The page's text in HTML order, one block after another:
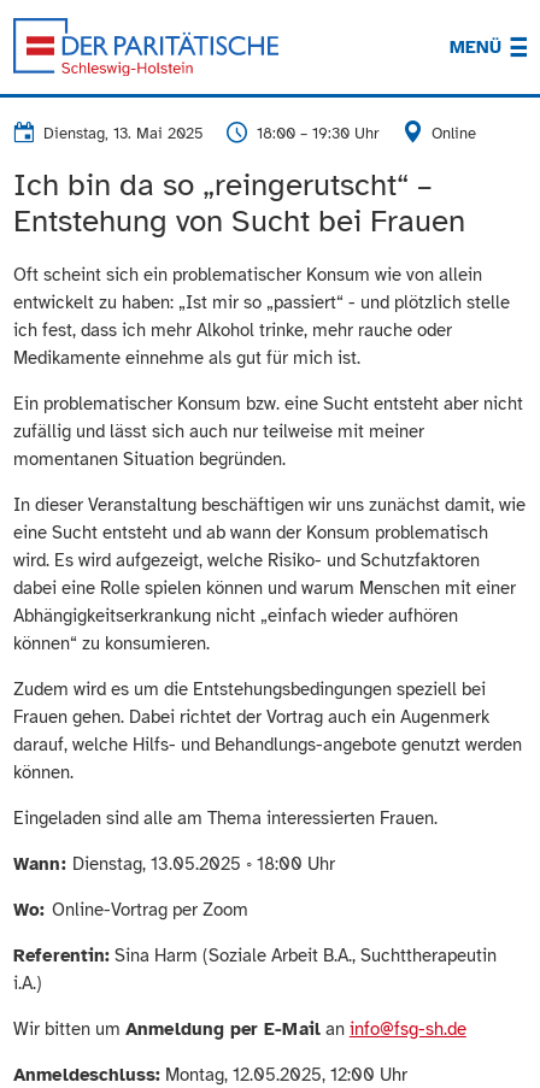
MENÜ
Dienstag, 13. Mai 2025 18:00 – 19:30 Uhr Online
Ich bin da so „reingerutscht“ –
Entstehung von Sucht bei Frauen
Oft scheint sich ein problematischer Konsum wie von allein
entwickelt zu haben: „Ist mir so „passiert“ - und plötzlich stelle
ich fest, dass ich mehr Alkohol trinke, mehr rauche oder
Medikamente einnehme als gut für mich ist.
Ein problematischer Konsum bzw. eine Sucht entsteht aber nicht
zufällig und lässt sich auch nur teilweise mit meiner
momentanen Situation begründen.
In dieser Veranstaltung beschäftigen wir uns zunächst damit, wie
eine Sucht entsteht und ab wann der Konsum problematisch
wird. Es wird aufgezeigt, welche Risiko- und Schutzfaktoren
dabei eine Rolle spielen können und warum Menschen mit einer
Abhängigkeitserkrankung nicht „einfach wieder aufhören
können“ zu konsumieren.
Zudem wird es um die Entstehungsbedingungen speziell bei
Frauen gehen. Dabei richtet der Vortrag auch ein Augenmerk
darauf, welche Hilfs- und Behandlungs-angebote genutzt werden
können.
Eingeladen sind alle am Thema interessierten Frauen.
Wann: Dienstag, 13.05.2025 ◦ 18:00 Uhr
Wo: Online-Vortrag per Zoom
Referentin: Sina Harm (Soziale Arbeit B.A., Suchttherapeutin
i.A.)
Wir bitten umAnmeldung per E-Mailan info@fsg-sh.de
Anmeldeschluss: Montag, 12.05.2025, 12:00 Uhr